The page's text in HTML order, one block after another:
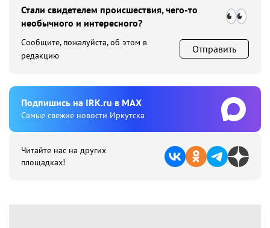
Стали свидетелем происшествия, чего-то
необычного и интересного?
Сообщите, пожалуйста, об этом в
редакцию
Отправить
Подпишиcь на IRK.ru в MAX
Cамые свежие новости Иркутска
Читайте нас на других
площадках!